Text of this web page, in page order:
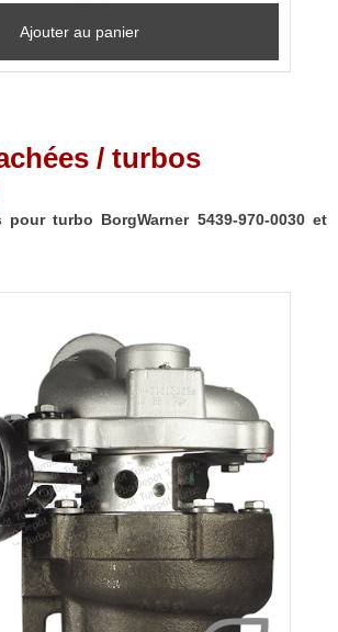
Ajouter au panier
/ turbos
turbo BorgWarner 5439-970-0030 et